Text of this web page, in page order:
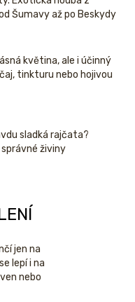
Šumavy až po Beskydy
květina, ale i účinný
tinkturu nebo hojivou
sladká rajčata?
živiny
jen na
lepí i na
nebo